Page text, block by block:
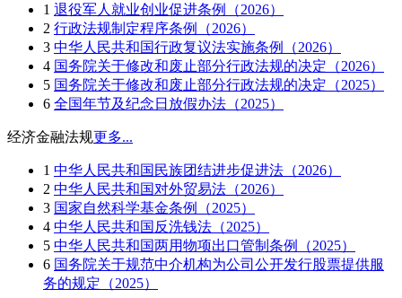
1 退役军人就业创业促进条例（2026）
2 行政法规制定程序条例（2026）
3 中华人民共和国行政复议法实施条例（2026）
4 国务院关于修改和废止部分行政法规的决定（2026）
5 国务院关于修改和废止部分行政法规的决定（2025）
6 全国年节及纪念日放假办法（2025）
经济金融法规更多...
1 中华人民共和国民族团结进步促进法（2026）
2 中华人民共和国对外贸易法（2026）
3 国家自然科学基金条例（2025）
4 中华人民共和国反洗钱法（2025）
5 中华人民共和国两用物项出口管制条例（2025）
6 国务院关于规范中介机构为公司公开发行股票提供服
务的规定（2025）